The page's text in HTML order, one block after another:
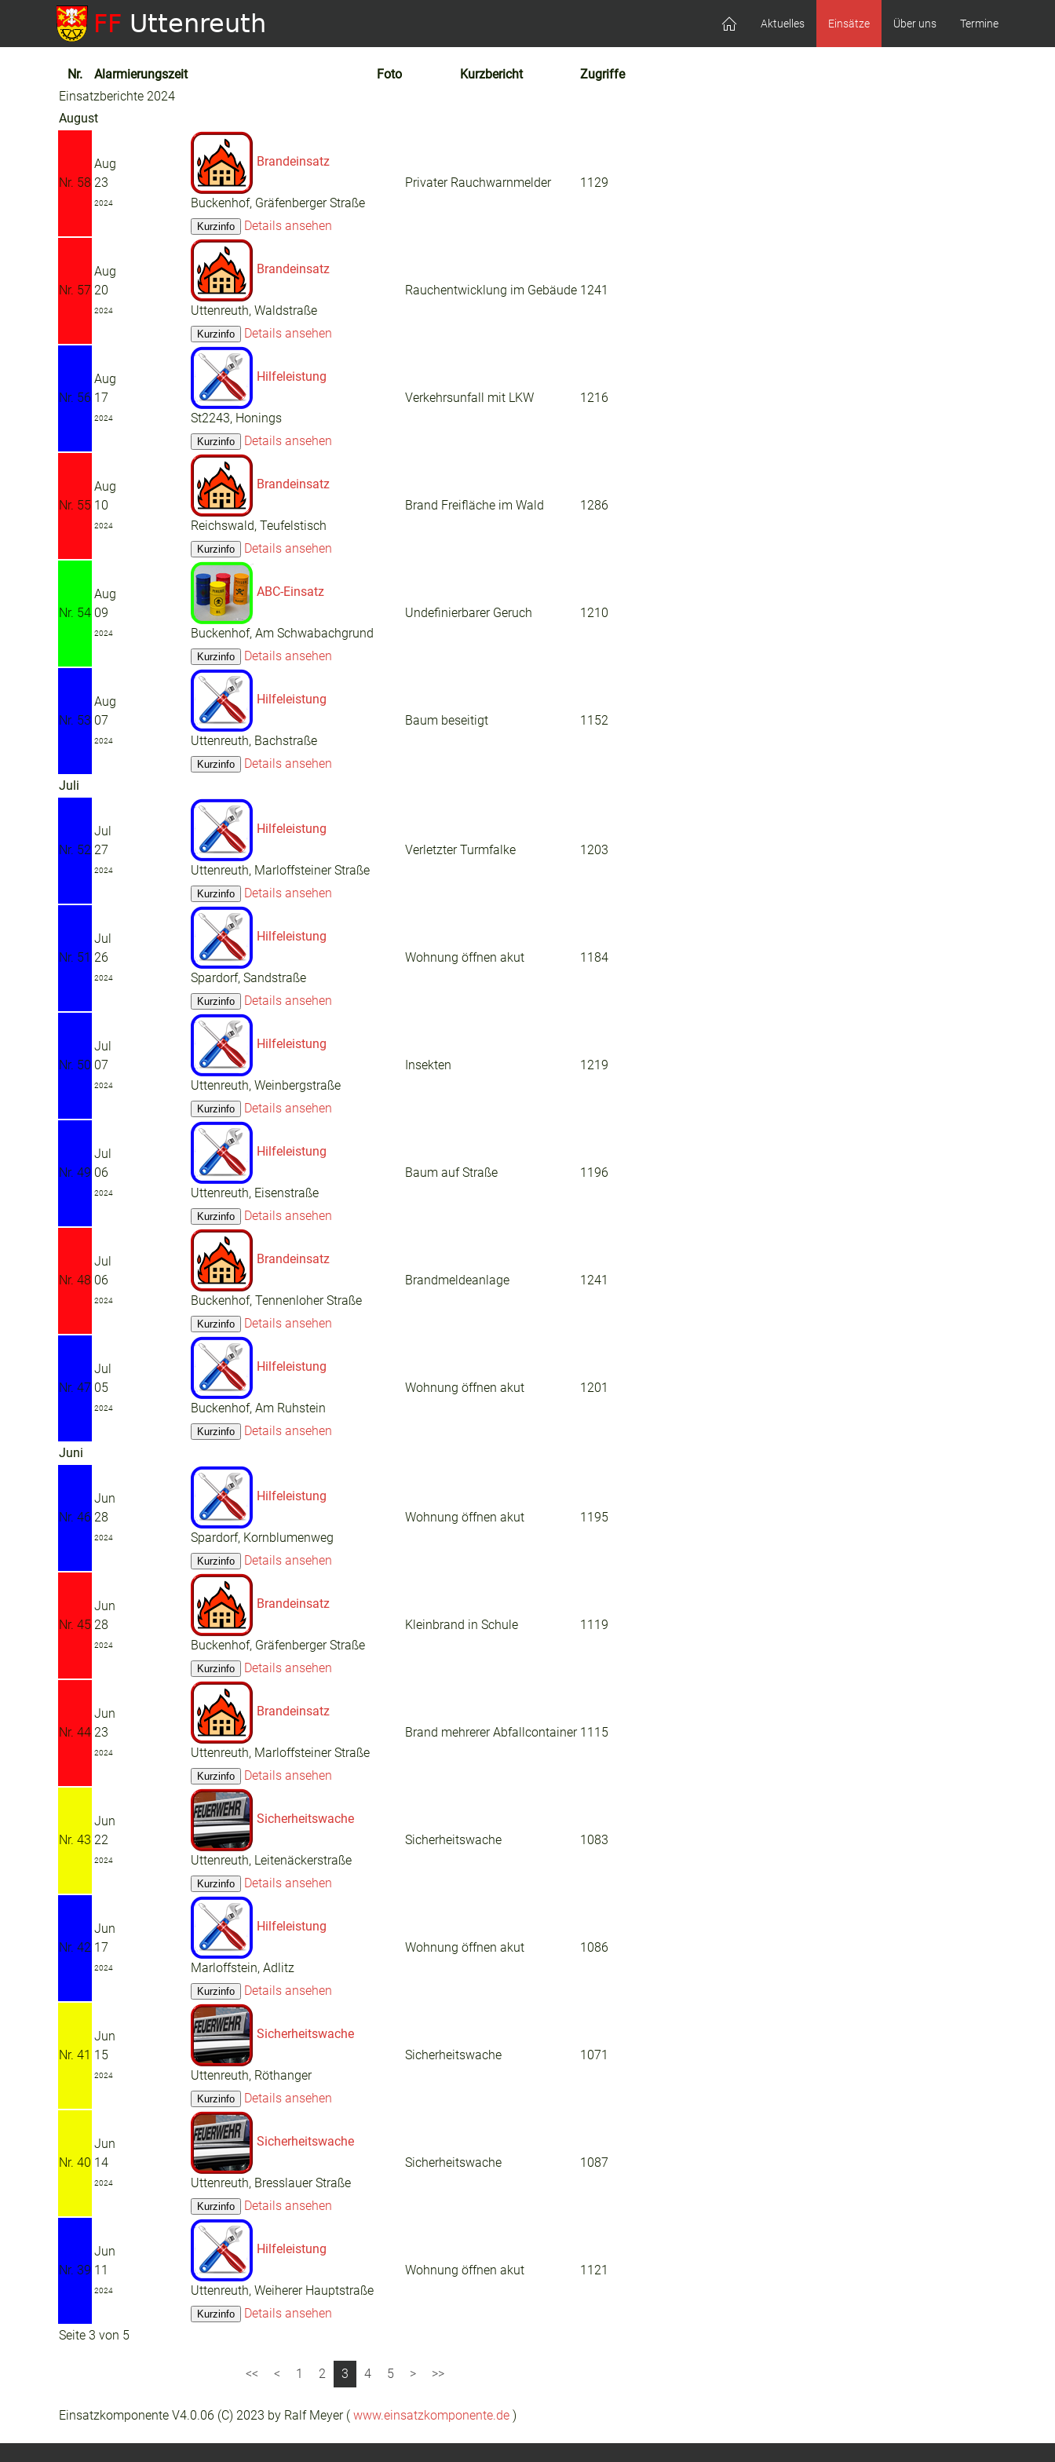
Aktuelles Einsätze Über uns Termine
Nr. Alarmierungszeit Foto Kurzbericht
Zugriffe
Einsatzberichte 2024
August
Nr. 58
Aug
23
2024
Brandeinsatz
Buckenhof, Gräfenberger Straße
Details ansehen
Privater Rauchwarnmelder 1129
Nr. 57
Aug
20
2024
Brandeinsatz
Uttenreuth, Waldstraße
Details ansehen
Rauchentwicklung im Gebäude 1241
Nr. 56
Aug
17
2024
Hilfeleistung
St2243, Honings
Details ansehen
Verkehrsunfall mit LKW 1216
Nr. 55
Aug
10
2024
Brandeinsatz
Reichswald, Teufelstisch
Details ansehen
Brand Freifläche im Wald 1286
Nr. 54
Aug
09
2024
ABC-Einsatz
Buckenhof, Am Schwabachgrund
Details ansehen
Undefinierbarer Geruch 1210
Nr. 53
Aug
07
2024
Hilfeleistung
Uttenreuth, Bachstraße
Details ansehen
Baum beseitigt 1152
Juli
Nr. 52
Jul
27
2024
Hilfeleistung
Uttenreuth, Marloffsteiner Straße
Details ansehen
Verletzter Turmfalke 1203
Nr. 51
Jul
26
2024
Hilfeleistung
Spardorf, Sandstraße
Details ansehen
Wohnung öffnen akut 1184
Nr. 50
Jul
07
2024
Hilfeleistung
Uttenreuth, Weinbergstraße
Details ansehen
Insekten 1219
Nr. 49
Jul
06
2024
Hilfeleistung
Uttenreuth, Eisenstraße
Details ansehen
Baum auf Straße 1196
Nr. 48
Jul
06
2024
Brandeinsatz
Buckenhof, Tennenloher Straße
Details ansehen
Brandmeldeanlage 1241
Nr. 47
Jul
05
2024
Hilfeleistung
Buckenhof, Am Ruhstein
Details ansehen
Wohnung öffnen akut 1201
Juni
Nr. 46
Jun
28
2024
Hilfeleistung
Spardorf, Kornblumenweg
Details ansehen
Wohnung öffnen akut 1195
Nr. 45
Jun
28
2024
Brandeinsatz
Buckenhof, Gräfenberger Straße
Details ansehen
Kleinbrand in Schule 1119
Nr. 44
Jun
23
2024
Brandeinsatz
Uttenreuth, Marloffsteiner Straße
Details ansehen
Brand mehrerer Abfallcontainer 1115
Nr. 43
Jun
22
2024
Sicherheitswache
Uttenreuth, Leitenäckerstraße
Details ansehen
Sicherheitswache 1083
Nr. 42
Jun
17
2024
Hilfeleistung
Marloffstein, Adlitz
Details ansehen
Wohnung öffnen akut 1086
Nr. 41
Jun
15
2024
Sicherheitswache
Uttenreuth, Röthanger
Details ansehen
Sicherheitswache 1071
Nr. 40
Jun
14
2024
Sicherheitswache
Uttenreuth, Bresslauer Straße
Details ansehen
Sicherheitswache 1087
Nr. 39
Jun
11
2024
Hilfeleistung
Uttenreuth, Weiherer Hauptstraße
Details ansehen
Wohnung öffnen akut 1121
Seite 3 von 5
1 2 3 4 5
Einsatzkomponente V4.0.06 (C) 2023 by Ralf Meyer ( www.einsatzkomponente.de )